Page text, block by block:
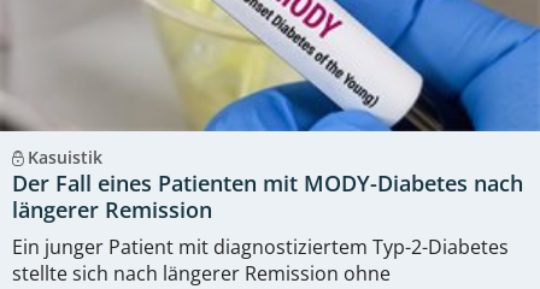
Kasuistik
Der Fall eines Patienten mit MODY-Diabetes nach
längerer Remission
Ein junger Patient mit diagnostiziertem Typ-2-Diabetes
stellte sich nach längerer Remission ohne